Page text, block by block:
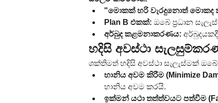
"මොකක් හරි වැරදුනොත් මොකද
Plan B එකක්: ඔබේ ප්‍රධාන
අර්බුද කළමනාකරණය:
හදිසි අවස්ථා
ශක්තිමත් හදිසි අවස්ථා සැලැස්මක් ඔබේ
හානිය අවම කිරීම (Minimize
හානිය අවම කරයි.
ඉක්මන් යථා තත්ත්වයට පත්වීම